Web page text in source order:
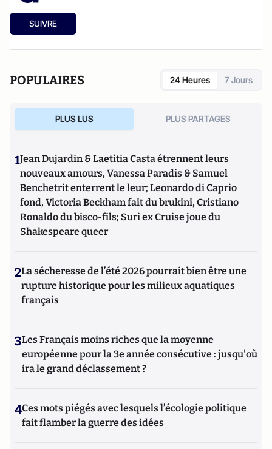
SUIVRE
POPULAIRES 24 Heures 7 Jours
PLUS LUS PLUS PARTAGES
1Jean Dujardin & Laetitia Casta étrennent leurs
nouveaux amours, Vanessa Paradis & Samuel
Benchetrit enterrent le leur; Leonardo di Caprio
fond, Victoria Beckham fait du brukini, Cristiano
Ronaldo du bisco-fils; Suri ex Cruise joue du
Shakespeare queer
2La sécheresse de l’été 2026 pourrait bien être une
rupture historique pour les milieux aquatiques
français
3Les Français moins riches que la moyenne
européenne pour la 3e année consécutive : jusqu'où
ira le grand déclassement ?
4Ces mots piégés avec lesquels l’écologie politique
fait flamber la guerre des idées